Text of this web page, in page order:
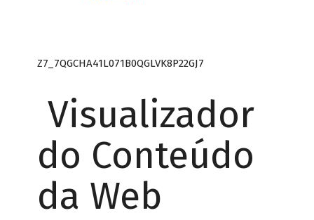
Z7_7QGCHA41L071B0QGLVK8P22GJ7
Visualizador
do Conteúdo
da Web